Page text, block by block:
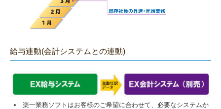
給与連動(会計システムとの連動)
楽一業務ソフトはお客様のご希望に合わせて、必要なシステムか